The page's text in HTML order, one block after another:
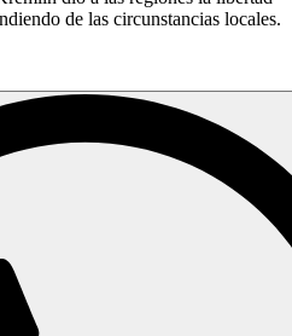
de las circunstancias locales.